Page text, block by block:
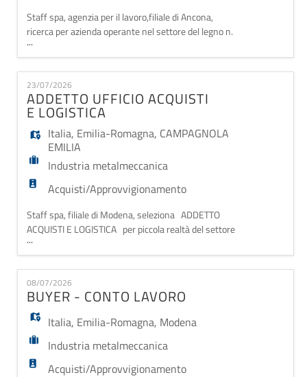
CV
Lingua
EN
FR
IT
DE
ES
PT
Staff spa, agenzia per il lavoro,filiale di Ancona,
ricerca per azienda operante nel settore del legno n.
IMPIEGATO/A UFFICIO ACQUISTI Compiti: -redazione
budget e cash flow di progetto - ricerca nuovi
fornitori e richiesta quotazioni agli stessi -redazione
ed emissione ordini -approvvigionamento materie
prime e finite, gestione e negoziaz
...
23/07/2026
ADDETTO UFFICIO ACQUISTI
E LOGISTICA
Italia, Emilia-Romagna, CAMPAGNOLA
EMILIA
Industria metalmeccanica
Acquisti/Approvvigionamento
Staff spa, filiale di Modena, seleziona ADDETTO
ACQUISTI E LOGISTICA per piccola realtà del settore
metalmeccanico MANSIONI: - Gestione ordini
fornitori e controllo documentale. - Emissione DDT,
organizzazione spedizioni e contatto con i
trasportatori. - Coordinamento costante tra
produzione e magazzino per evitare colli di bottiglia
...
08/07/2026
BUYER - CONTO LAVORO
Italia, Emilia-Romagna, Modena
Industria metalmeccanica
Acquisti/Approvvigionamento